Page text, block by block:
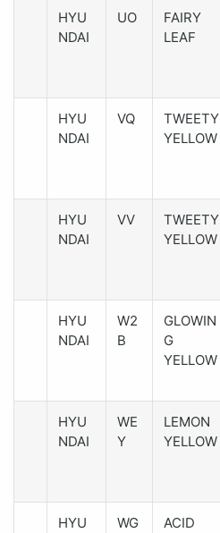
HYU
NDAI
UO
FAIRY
LEAF
HYU
NDAI
VQ
TWEETY
YELLOW
HYU
NDAI
VV
TWEETY
YELLOW
HYU
NDAI
W2
B
GLOWIN
G
YELLOW
HYU
NDAI
WE
Y
LEMON
YELLOW
HYU
WG
ACID